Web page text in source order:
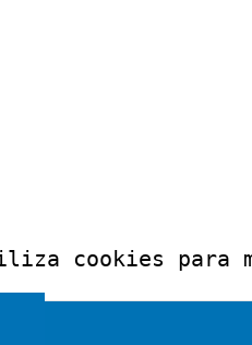
cookies para